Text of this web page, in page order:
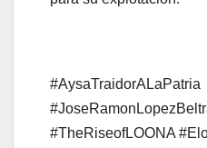
#AysaTraidorALaPatria
#TheRiseofLOONA